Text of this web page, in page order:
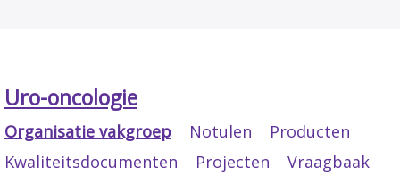
Uro-oncologie
Organisatie vakgroep Notulen
Producten
Kwaliteitsdocumenten
Projecten Vraagbaak